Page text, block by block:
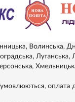
Волинська,
оплата